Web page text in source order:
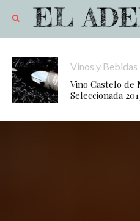
Vinos y Bebidas
Vino Castelo de
Seleccionada